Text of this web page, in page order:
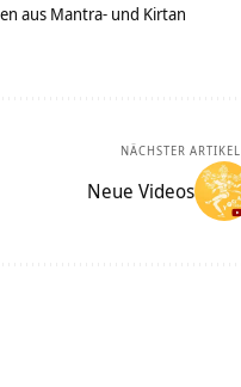
aus Mantra- und Kirtan
NÄCHSTER ARTIKEL
Neue Videos